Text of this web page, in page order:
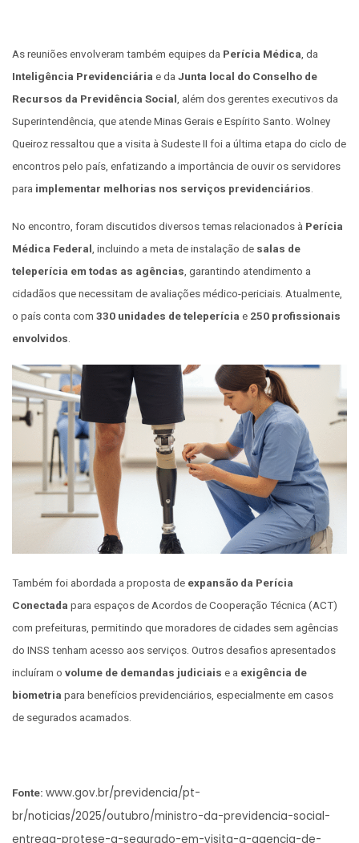
As reuniões envolveram também equipes da Perícia Médica , da
Inteligência Previdenciária e da Junta local do Conselho de
Recursos da Previdência Social , além dos gerentes executivos da
Superintendência, que atende Minas Gerais e Espírito Santo. Wolney
Queiroz ressaltou que a visita à Sudeste II foi a última etapa do ciclo de
encontros pelo país, enfatizando a importância de ouvir os servidores
para implementar melhorias nos serviços previdenciários
No encontro, foram discutidos diversos temas relacionados à Perícia
Médica Federal, incluindo a meta de instalação de salas de
teleperícia em todas as agências, garantindo atendimento a
cidadãos que necessitam de avaliações médico-periciais. Atualmente,
o país conta com 330 unidades de teleperícia e 250 profissionais
envolvidos.
Também foi abordada a proposta de expansão da Perícia
Conectada para espaços de Acordos de Cooperação Técnica (ACT)
com prefeituras, permitindo que moradores de cidades sem agências
do INSS tenham acesso aos serviços. Outros desafios apresentados
incluíram o volume de demandas judiciais e a exigência de
biometria para benefícios previdenciários, especialmente em casos
de segurados acamados.
Fonte: www.gov.br/previdencia/pt-
br/noticias/2025/outubro/ministro-da-previdencia-social-
entrega-protese-a-segurado-em-visita-a-agencia-de-